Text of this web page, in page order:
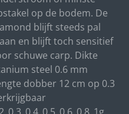
op de bodem. De
blijft steeds pal
en blijft toch sensitief
schuwe carp. Dikte
steel 0.6 mm
dobber 12 cm op 0.3